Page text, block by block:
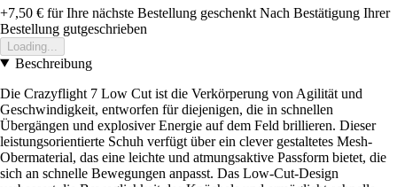
+7,50 € für Ihre nächste Bestellung geschenkt Nach Bestätigung Ihrer
Bestellung gutgeschrieben
Loading...
Beschreibung
Die Crazyflight 7 Low Cut ist die Verkörperung von Agilität und
Geschwindigkeit, entworfen für diejenigen, die in schnellen
Übergängen und explosiver Energie auf dem Feld brillieren. Dieser
leistungsorientierte Schuh verfügt über ein clever gestaltetes Mesh-
Obermaterial, das eine leichte und atmungsaktive Passform bietet, die
sich an schnelle Bewegungen anpasst. Das Low-Cut-Design